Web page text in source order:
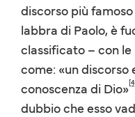
discorso più
labbra di Paolo, è
classificato – con
come: «un discorso
conoscenza di Dio»
dubbio che esso